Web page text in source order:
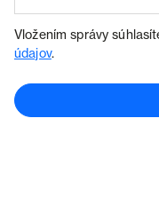
Vložením správy
údajov.